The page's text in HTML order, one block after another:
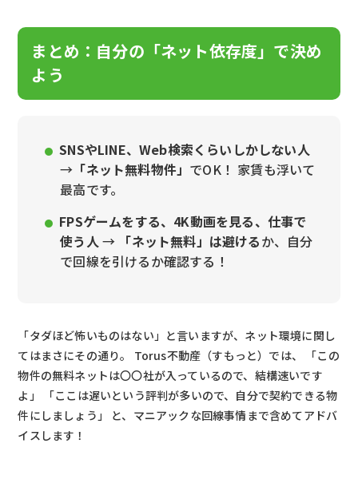
まとめ：自分の「ネット依存度」で決め
よう
SNSやLINE、Web検索くらいしかしない人
→ 「ネット無料物件」 でOK！ 家賃も浮いて
最高です。
FPSゲームをする、4K動画を見る、仕事で
使う人→ 「ネット無料」は避けるか、自分
で回線を引けるか確認する！
「タダほど怖いものはない」と言いますが、ネット環境に関し
てはまさにその通り。 Torus不動産（すもっと）では、 「この
物件の無料ネットは〇〇社が入っているので、結構速いです
よ」 「ここは遅いという評判が多いので、自分で契約できる物
件にしましょう」 と、マニアックな回線事情まで含めてアドバ
イスします！